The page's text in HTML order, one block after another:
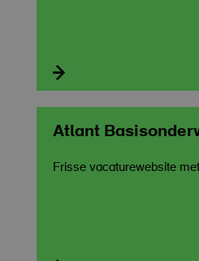

Atlant
Frisse vacaturewebsite